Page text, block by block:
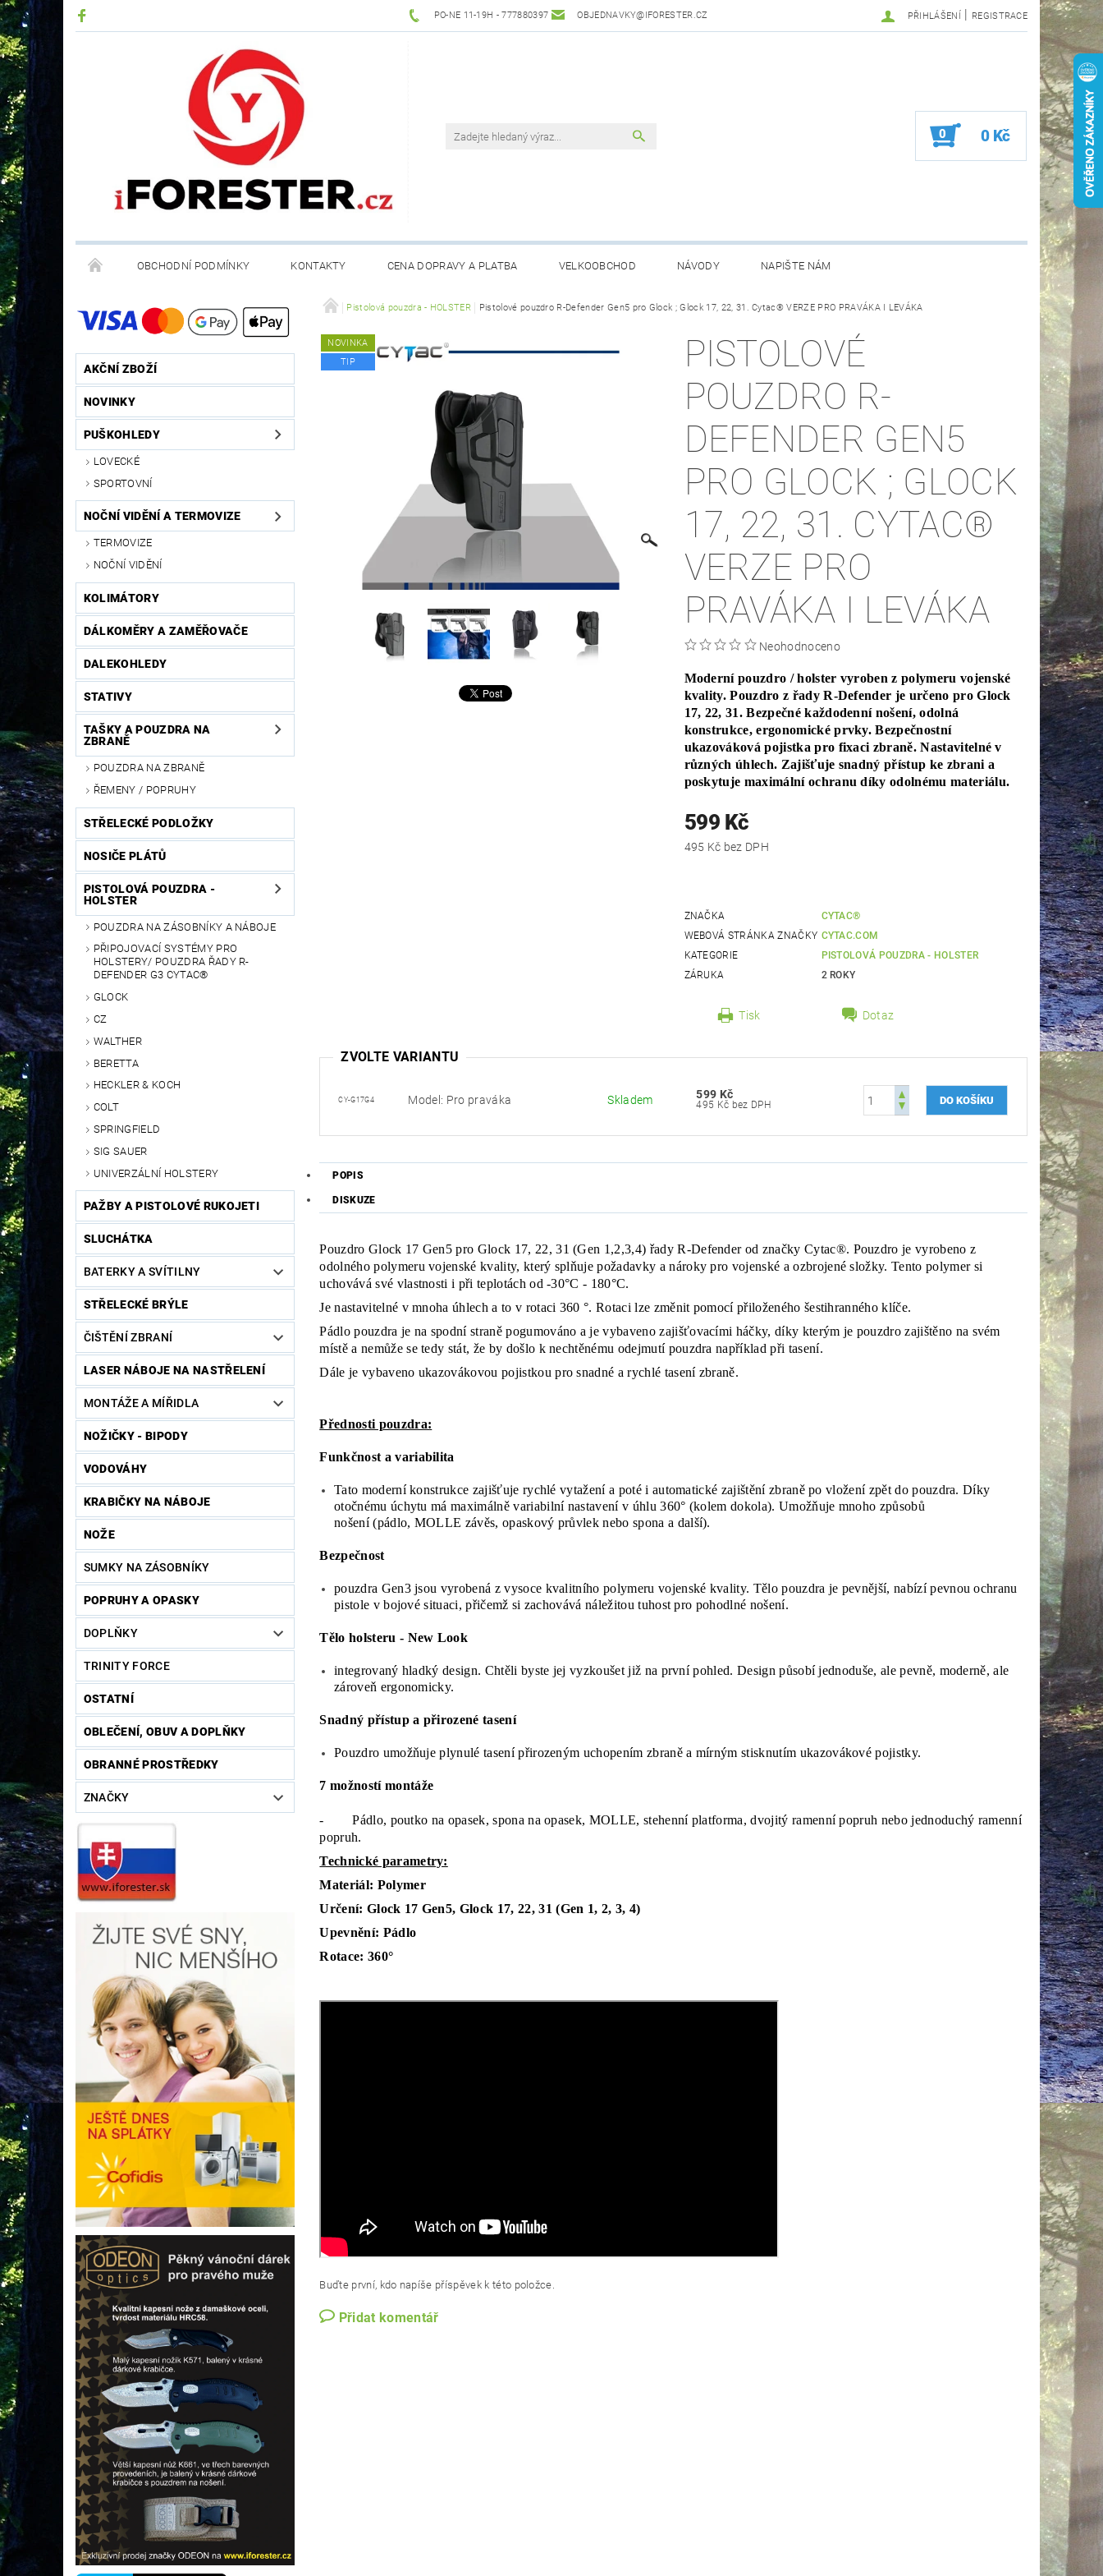
PO-NE 11-19H - 777880397 OBJEDNAVKY@IFORESTER.CZ PŘIHLÁŠENÍ | REGISTRACE
0 0 Kč
OBCHODNÍ PODMÍNKY KONTAKTY CENA DOPRAVY A PLATBA VELKOOBCHOD NÁVODY NAPIŠTE NÁM
RECYKLACE ELEKTROODPADU A BATERIÍ
AKČNÍ ZBOŽÍ
NOVINKY
PUŠKOHLEDY
LOVECKÉ
SPORTOVNÍ
NOČNÍ VIDĚNÍ A TERMOVIZE
TERMOVIZE
NOČNÍ VIDĚNÍ
KOLIMÁTORY
DÁLKOMĚRY A ZAMĚŘOVAČE
DALEKOHLEDY
STATIVY
TAŠKY A POUZDRA NA
ZBRANĚ
POUZDRA NA ZBRANĚ
ŘEMENY / POPRUHY
STŘELECKÉ PODLOŽKY
NOSIČE PLÁTŮ
PISTOLOVÁ POUZDRA -
HOLSTER
POUZDRA NA ZÁSOBNÍKY A NÁBOJE
PŘIPOJOVACÍ SYSTÉMY PRO
HOLSTERY/ POUZDRA ŘADY R-
DEFENDER G3 CYTAC®
GLOCK
CZ
WALTHER
BERETTA
HECKLER & KOCH
COLT
SPRINGFIELD
SIG SAUER
UNIVERZÁLNÍ HOLSTERY
PAŽBY A PISTOLOVÉ RUKOJETI
SLUCHÁTKA
BATERKY A SVÍTILNY
STŘELECKÉ BRÝLE
ČIŠTĚNÍ ZBRANÍ
LASER NÁBOJE NA NASTŘELENÍ
MONTÁŽE A MÍŘIDLA
NOŽIČKY - BIPODY
VODOVÁHY
KRABIČKY NA NÁBOJE
NOŽE
SUMKY NA ZÁSOBNÍKY
POPRUHY A OPASKY
DOPLŇKY
TRINITY FORCE
OSTATNÍ
OBLEČENÍ, OBUV A DOPLŇKY
OBRANNÉ PROSTŘEDKY
ZNAČKY
Pistolová pouzdra - HOLSTER Pistolové pouzdro R-Defender Gen5 pro Glock ; Glock 17, 22, 31. Cytac® VERZE PRO PRAVÁKA I LEVÁKA
NOVINKA
TIP
PISTOLOVÉ
POUZDRO R-
DEFENDER GEN5
PRO GLOCK ; GLOCK
17, 22, 31. CYTAC®
VERZE PRO
PRAVÁKA I LEVÁKA
Neohodnoceno
Moderní pouzdro / holster vyroben z polymeru vojenské
kvality. Pouzdro z řady R-Defender je určeno pro Glock
17, 22, 31. Bezpečné každodenní nošení, odolná
konstrukce, ergonomické prvky. Bezpečnostní
ukazováková pojistka pro fixaci zbraně. Nastavitelné v
různých úhlech. Zajišťuje snadný přístup ke zbrani a
poskytuje maximální ochranu díky odolnému materiálu.
599 Kč
495 Kč bez DPH
ZNAČKA
CYTAC®
WEBOVÁ STRÁNKA ZNAČKY CYTAC.COM
KATEGORIE
PISTOLOVÁ POUZDRA - HOLSTER
ZÁRUKA
2 ROKY
Tisk Dotaz
ZVOLTE VARIANTU
CY-G17G4 Model: Pro praváka Skladem 599 Kč
495 Kč bez DPH
POPIS
DISKUZE
Pouzdro Glock 17 Gen5 pro Glock 17, 22, 31 (Gen 1,2,3,4) řady R-Defender od značky Cytac®. Pouzdro je vyrobeno z
odolného polymeru vojenské kvality, který splňuje požadavky a nároky pro vojenské a ozbrojené složky. Tento polymer si
uchovává své vlastnosti i při teplotách od -30°C - 180°C.
Je nastavitelné v mnoha úhlech a to v rotaci 360 °. Rotaci lze změnit pomocí přiloženého šestihranného klíče.
Pádlo pouzdra je na spodní straně pogumováno a je vybaveno zajišťovacími háčky, díky kterým je pouzdro zajištěno na svém
místě a nemůže se tedy stát, že by došlo k nechtěnému odejmutí pouzdra například při tasení.
Dále je vybaveno ukazovákovou pojistkou pro snadné a rychlé tasení zbraně.
Přednosti pouzdra:
Funkčnost a variabilita
Tato moderní konstrukce zajišťuje rychlé vytažení a poté i automatické zajištění zbraně po vložení zpět do pouzdra. Díky
otočnému úchytu má maximálně variabilní nastavení v úhlu 360° (kolem dokola). Umožňuje mnoho způsobů
nošení (pádlo, MOLLE závěs, opaskový průvlek nebo spona a další).
Bezpečnost
pouzdra Gen3 jsou vyrobená z vysoce kvalitního polymeru vojenské kvality. Tělo pouzdra je pevnější, nabízí pevnou ochranu
pistole v bojové situaci, přičemž si zachovává náležitou tuhost pro pohodlné nošení.
Tělo holsteru - New Look
integrovaný hladký design. Chtěli byste jej vyzkoušet již na první pohled. Design působí jednoduše, ale pevně, moderně, ale
zároveň ergonomicky.
Snadný přístup a přirozené tasení
Pouzdro umožňuje plynulé tasení přirozeným uchopením zbraně a mírným stisknutím ukazovákové pojistky.
7 možností montáže
- Pádlo, poutko na opasek, spona na opasek, MOLLE, stehenní platforma, dvojitý ramenní popruh nebo jednoduchý ramenní
popruh.
Technické parametry:
Materiál: Polymer
Určení: Glock 17 Gen5, Glock 17, 22, 31 (Gen 1, 2, 3, 4)
Upevnění: Pádlo
Rotace: 360°
Buďte první, kdo napíše příspěvek k této položce.
Přidat komentář